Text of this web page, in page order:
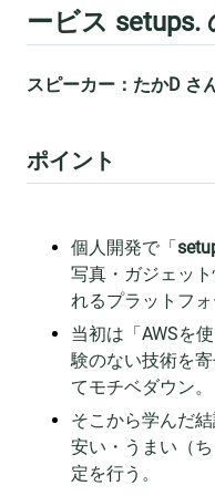
ービス setups.
スピーカー：たかD さ
ポイント
個人開発で「
写真・ガジェッ
れるプラットフォ
当初は「AWSを
験のない技術を
てモチベダウン。
そこから学んだ結
安い・うまい（
定を行う。